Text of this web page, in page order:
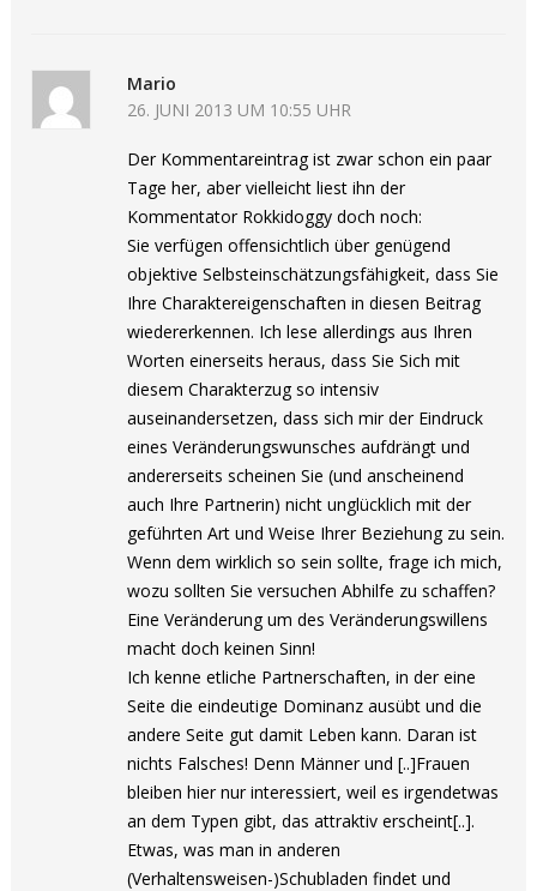
Mario
26. JUNI 2013 UM 10:55 UHR
Der Kommentareintrag ist zwar schon ein paar
Tage her, aber vielleicht liest ihn der
Kommentator Rokkidoggy doch noch:
Sie verfügen offensichtlich über genügend
objektive Selbsteinschätzungsfähigkeit, dass Sie
Ihre Charaktereigenschaften in diesen Beitrag
wiedererkennen. Ich lese allerdings aus Ihren
Worten einerseits heraus, dass Sie Sich mit
diesem Charakterzug so intensiv
auseinandersetzen, dass sich mir der Eindruck
eines Veränderungswunsches aufdrängt und
andererseits scheinen Sie (und anscheinend
auch Ihre Partnerin) nicht unglücklich mit der
geführten Art und Weise Ihrer Beziehung zu sein.
Wenn dem wirklich so sein sollte, frage ich mich,
wozu sollten Sie versuchen Abhilfe zu schaffen?
Eine Veränderung um des Veränderungswillens
macht doch keinen Sinn!
Ich kenne etliche Partnerschaften, in der eine
Seite die eindeutige Dominanz ausübt und die
andere Seite gut damit Leben kann. Daran ist
nichts Falsches! Denn Männer und [..]Frauen
bleiben hier nur interessiert, weil es irgendetwas
an dem Typen gibt, das attraktiv erscheint[..].
Etwas, was man in anderen
(Verhaltensweisen-)Schubladen findet und